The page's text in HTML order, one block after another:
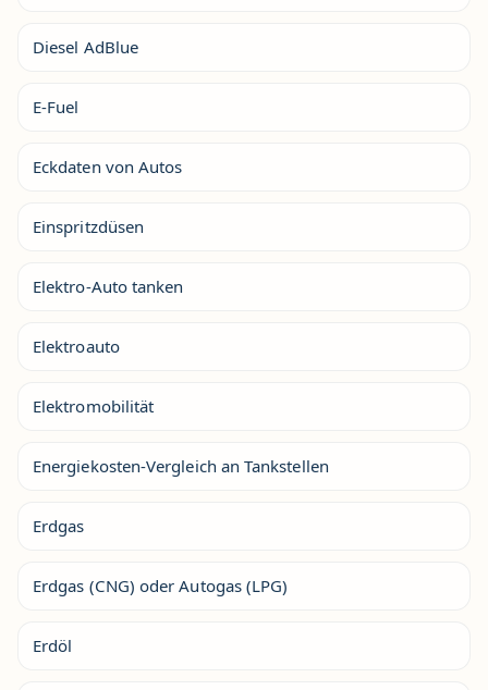
Diesel AdBlue
E-Fuel
Eckdaten von Autos
Einspritzdüsen
Elektro-Auto tanken
Elektroauto
Elektromobilität
Energiekosten-Vergleich an Tankstellen
Erdgas
Erdgas (CNG) oder Autogas (LPG)
Erdöl